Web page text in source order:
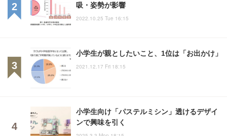
吸・姿勢が影響
2022.10.25 Tue 16:15
小学生が親としたいこと、1位は「お出かけ」
2021.12.17 Fri 18:15
小学生向け「パステルミシン」透けるデザイ
ンで興味を引く